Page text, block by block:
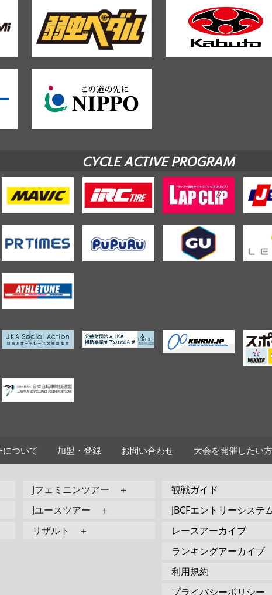
CYCLE ACTIVE PROGRAM
について 加盟・登録 お問い合わせ 大会を開催したい
Jフェミニンツアー ＋
Jユースツアー ＋
リザルト ＋
観戦ガイド
JBCFエントリーシステ
レースアーカイブ
ランキングアーカイブ
利用規約
プライバシーポリシー